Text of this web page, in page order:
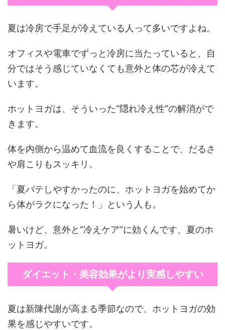
夏は冷房で手足が冷えている人って多いですよね。
オフィスや電車でずっと冷房に当たっていると、自
分ではそう感じていなくても意外と体の芯が冷えて
います。
ホットヨガは、そういった“隠れ冷え性”の解消がで
きます。
体を内側から温めて血流を良くすることで、だるさ
や肩こりもスッキリ。
「夏バテしやすかったのに、ホットヨガを始めてか
ら体がラクになった！」という人も。
暑いけど、意外と“冷えケア”に効くんです、夏のホ
ットヨガ。
ダイエット・美容効果がより実感しやすい
夏は新陳代謝が高まる季節なので、ホットヨガの効
果を感じやすいです。